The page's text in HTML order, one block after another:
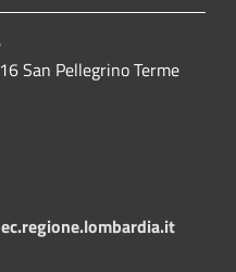
San Pellegrino Terme